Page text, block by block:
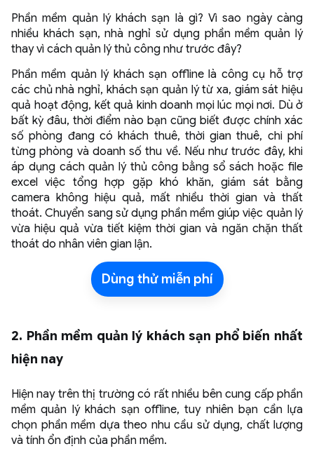
Phần mềm quản lý khách sạn là gì? Vì sao ngày càng
nhiều khách sạn, nhà nghỉ sử dụng phần mềm quản lý
thay vì cách quản lý thủ công như trước đây?
Phần mềm quản lý khách sạn offline là công cụ hỗ trợ
các chủ nhà nghỉ, khách sạn quản lý từ xa, giám sát hiệu
quả hoạt động, kết quả kinh doanh mọi lúc mọi nơi. Dù ở
bất kỳ đâu, thời điểm nào bạn cũng biết được chính xác
số phòng đang có khách thuê, thời gian thuê, chi phí
từng phòng và doanh số thu về. Nếu như trước đây, khi
áp dụng cách quản lý thủ công bằng sổ sách hoặc file
excel việc tổng hợp gặp khó khăn, giám sát bằng
camera không hiệu quả, mất nhiều thời gian và thất
thoát. Chuyển sang sử dụng phần mềm giúp việc quản lý
vừa hiệu quả vừa tiết kiệm thời gian và ngăn chặn thất
thoát do nhân viên gian lận.
Dùng thử miễn phí
2. Phần mềm quản lý khách sạn phổ biến nhất
hiện nay
Hiện nay trên thị trường có rất nhiều bên cung cấp phần
mềm quản lý khách sạn offline, tuy nhiên bạn cần lựa
chọn phần mềm dựa theo nhu cầu sử dụng, chất lượng
và tính ổn định của phần mềm.